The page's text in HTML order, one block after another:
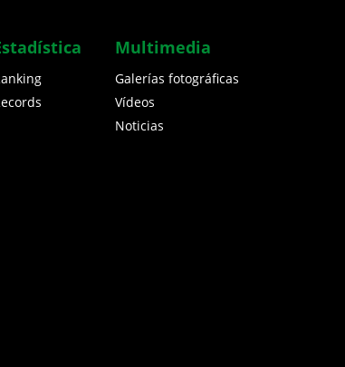
Multimedia
Galerías fotográficas
Vídeos
Noticias